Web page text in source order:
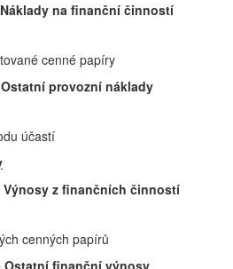
na finanční činností
cenné papíry
provozní náklady
účastí
Výnosy z finančních činností
cenných papírů
Ostatní finanční výnosy